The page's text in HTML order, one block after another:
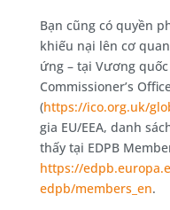
Bạn cũng có quyền
khiếu nại lên cơ
ứng – tại Vương
Commissioner’s
(https://ico.org.uk/
gia EU/EEA, danh
thấy tại EDPB
https://
edpb/members_en.